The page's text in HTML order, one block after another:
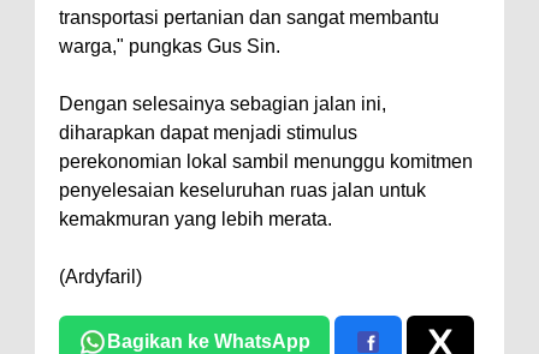
transportasi pertanian dan sangat membantu
warga," pungkas Gus Sin.
Dengan selesainya sebagian jalan ini,
diharapkan dapat menjadi stimulus
perekonomian lokal sambil menunggu komitmen
penyelesaian keseluruhan ruas jalan untuk
kemakmuran yang lebih merata.
(Ardyfaril)
Bagikan ke WhatsApp